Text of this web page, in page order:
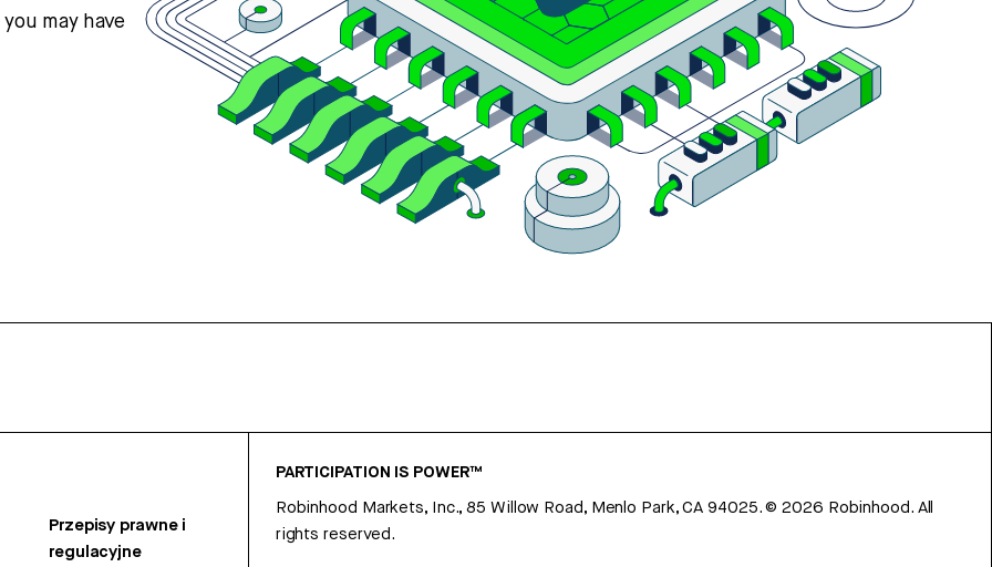
may have
Przepisy prawne i
regulacyjne
PARTICIPATION IS POWER™
Robinhood Markets, Inc., 85 Willow Road, Menlo Park, CA 94025.©2026 Robinhood. All
rights reserved.